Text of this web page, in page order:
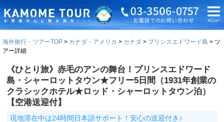
海外旅行・ツアーTOP カナダ・アメリカ カナダ プリンスエドワード島
ツ
アー詳細
《ひとり旅》赤毛のアンの舞台！プリンスエドワード
島・シャーロットタウン★フリー5日間（1931年創業の
クラシックホテル★ロッド・シャーロットタウン泊）
【空港送迎付】
現地滞在中は24時間日本語サポート！安心の送迎付き♪